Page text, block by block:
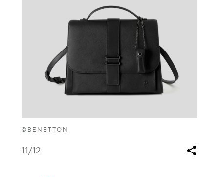
©BENETTON
11/12